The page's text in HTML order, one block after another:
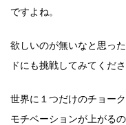
ですよね。
欲しいのが無いなと思っ
ドにも挑戦してみてくださ
世界に１つだけのチョー
モチベーションが上がる